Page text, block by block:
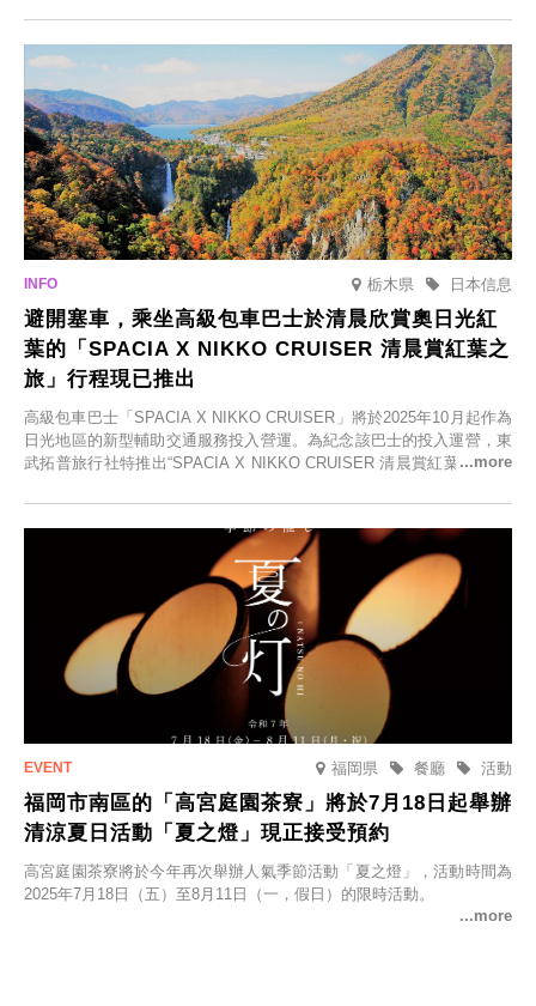
食材的餐廳。讓您體驗黑川溫泉的全新樂趣。
栃木県 日本信息
避開塞車，乘坐高級包車巴士於清晨欣賞奧日光紅
葉的「SPACIA X NIKKO CRUISER 清晨賞紅葉之
旅」行程現已推出
高級包車巴士「SPACIA X NIKKO CRUISER」將於2025年10月起作為
日光地區的新型輔助交通服務投入營運。為紀念該巴士的投入運營，東
武拓普旅行社特推出“SPACIA X NIKKO CRUISER 清晨賞紅葉之旅”，
福岡県 活動
餐廳
福岡市南區的「高宮庭園茶寮」將於7月18日起舉辦
清涼夏日活動「夏之燈」現正接受預約
高宮庭園茶寮將於今年再次舉辦人氣季節活動「夏之燈」，活動時間為
2025年7月18日（五）至8月11日（一，假日）的限時活動。